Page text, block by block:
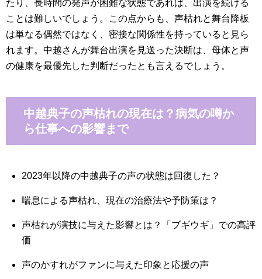
たり、長時間の発声が困難な状態であれば、出演を続ける
ことは難しいでしょう。この点からも、声枯れと舞台降板
は単なる偶然ではなく、密接な関係性を持っていると見ら
れます。中越さんが舞台出演を見送った決断は、母体と声
の健康を最優先した判断だったとも言えるでしょう。
中越典子の声枯れの現在は？病気の噂か
ら仕事への影響まで
2023年以降の中越典子の声の状態は回復した？
喘息による声枯れ、現在の治療法や予防策は？
声枯れが演技に与えた影響とは？「ブギウギ」での高評
価
声のかすれがファンに与えた印象と応援の声